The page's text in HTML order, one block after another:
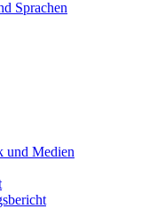
Sprachen
und Medien